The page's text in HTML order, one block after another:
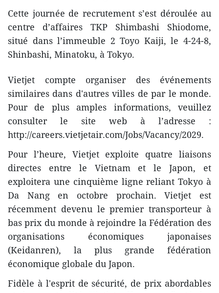
Cette journée de recrutement s’est déroulée au
centre d’affaires TKP Shimbashi Shiodome,
situé dans l’immeuble 2 Toyo Kaiji, le 4-24-8,
Shinbashi, Minatoku, à Tokyo.
Vietjet compte organiser des événements
similaires dans d'autres villes de par le monde.
Pour de plus amples informations, veuillez
consulter le site web à l’adresse :
http://careers.vietjetair.com/Jobs/Vacancy/2029.
Pour l’heure, Vietjet exploite quatre liaisons
directes entre le Vietnam et le Japon, et
exploitera une cinquième ligne reliant Tokyo à
Da Nang en octobre prochain. Vietjet est
récemment devenu le premier transporteur à
bas prix du monde à rejoindre la Fédération des
organisations économiques japonaises
(Keidanren), la plus grande fédération
économique globale du Japon.
Fidèle à l'esprit de sécurité, de prix abordables